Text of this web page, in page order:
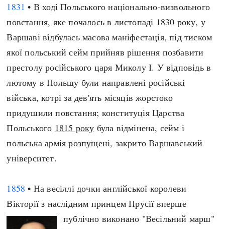
1831 • В ході Польського національно-визвольного
повстання, яке почалось в листопаді 1830 року, у
Варшаві відбулась масова маніфестація, під тиском
якої польський сейм прийняв рішення позбавити
престолу російського царя Миколу I. У відповідь в
лютому в Польщу були направлені російські
війська, котрі за дев'ять місяців жорстоко
придушили повстання; конституція Царства
Польського 1815 року була відмінена, сейм і
польська армія розпущені, закрито Варшавський
університет.
1858 • На весіллі дочки англійської королеви
Вікторії з наслідним принцем Прусії вперше
публічно виконано "Весільний марш"